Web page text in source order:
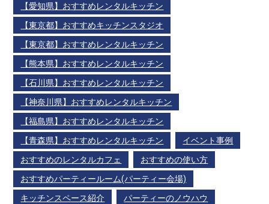
【愛知県】おすすめレンタルキッチン
【東京都】おすすめキッチンスタジオ
【東京都】おすすめレンタルキッチン
【熊本県】おすすめレンタルキッチン
【石川県】おすすめレンタルキッチン
【神奈川県】おすすめレンタルキッチン
【福島県】おすすめレンタルキッチン
【青森県】おすすめレンタルキッチン
イベント事例
おすすめのレンタルカフェ
おすすめの使い方
おすすめパーティールーム(パーティー会場)
キッチンスペース紹介
パーティーのノウハウ